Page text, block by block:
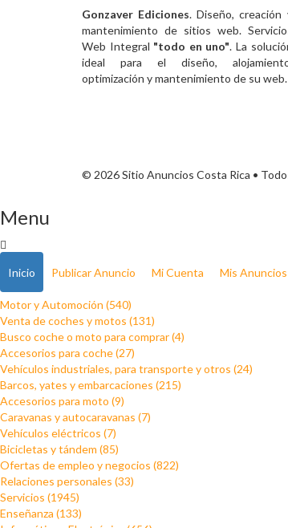
Gonzaver Ediciones. Diseño, creación
mantenimiento de sitios web.
Web Integral "todo en uno". La
ideal para el diseño,
optimización y mantenimiento de su web.
© 2026 Sitio Anuncios Costa Rica •
Menu
Inicio Publicar Anuncio Mi Cuenta Mis Anuncios
Motor y Automoción (540)
Venta de coches y motos (131)
Busco coche o moto para comprar (4)
Accesorios para coche (27)
Vehículos industriales, para transporte y otros (24)
Barcos, yates y embarcaciones (215)
Accesorios para moto (9)
Caravanas y autocaravanas (7)
Vehículos eléctricos (7)
Bicicletas y tándem (85)
Ofertas de empleo y negocios (822)
Relaciones personales (33)
Servicios (1945)
Enseñanza (133)